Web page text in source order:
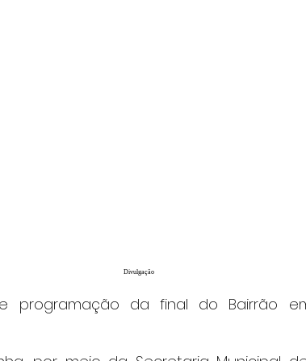
Divulgação
programação da final do Bairrão